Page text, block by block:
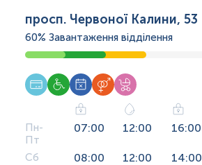
просп. Червоної Калини, 53
60% Завантаження відділення
Пн-
Пт
07:00 12:00 16:00
Сб 08:00 12:00 14:00